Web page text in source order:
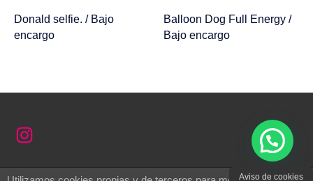
Donald selfie. / Bajo
encargo
Balloon Dog Full Energy /
Bajo encargo
Aviso de cookies